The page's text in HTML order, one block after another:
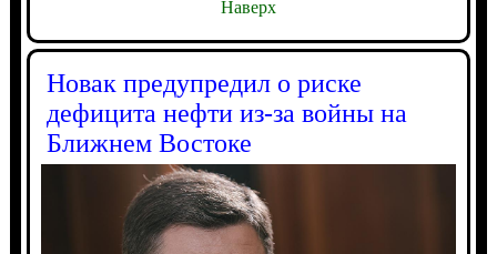
Наверх
Новак предупредил о риске
дефицита нефти из-за войны на
Ближнем Востоке